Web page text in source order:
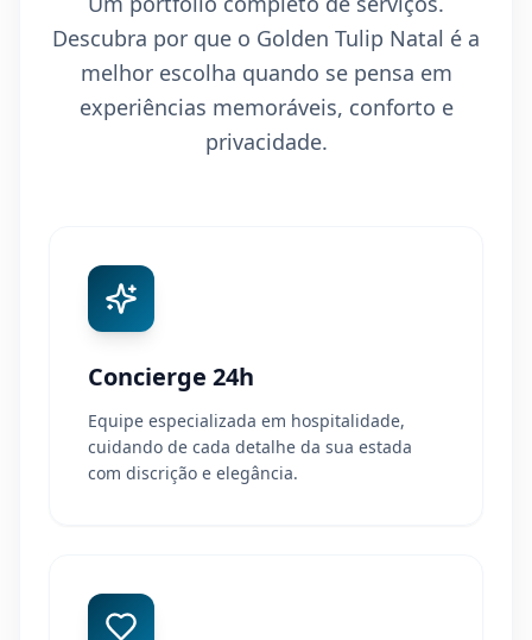
Descubra por que o Golden Tulip Natal é a
melhor escolha quando se pensa em
experiências memoráveis, conforto e
privacidade.
Concierge 24h
Equipe especializada em hospitalidade,
cuidando de cada detalhe da sua estada
com discrição e elegância.